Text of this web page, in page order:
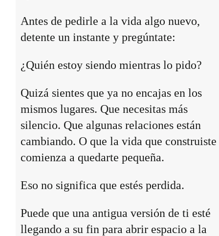
Antes de pedirle a la vida algo nuevo,
detente un instante y pregúntate:
¿Quién estoy siendo mientras lo pido?
Quizá sientes que ya no encajas en los
mismos lugares. Que necesitas más
silencio. Que algunas relaciones están
cambiando. O que la vida que construiste
comienza a quedarte pequeña.
Eso no significa que estés perdida.
Puede que una antigua versión de ti esté
llegando a su fin para abrir espacio a la